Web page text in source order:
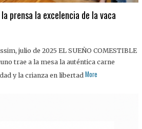
prensa la excelencia de la vaca
julio de 2025 EL SUEÑO COMESTIBLE
trae a la mesa la auténtica carne
y la crianza en libertad More